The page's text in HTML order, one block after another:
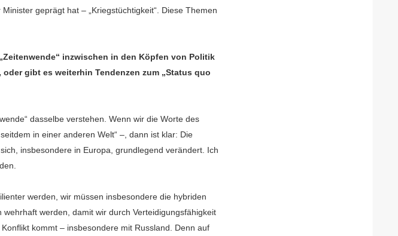
geprägt hat – „Kriegstüchtigkeit“. Diese Themen
inzwischen in den Köpfen von Politik
gibt es weiterhin Tendenzen zum „Status quo
dasselbe verstehen. Wenn wir die Worte des
in einer anderen Welt“ –, dann ist klar: Die
insbesondere in Europa, grundlegend verändert. Ich
werden, wir müssen insbesondere die hybriden
werden, damit wir durch Verteidigungsfähigkeit
kommt – insbesondere mit Russland. Denn auf